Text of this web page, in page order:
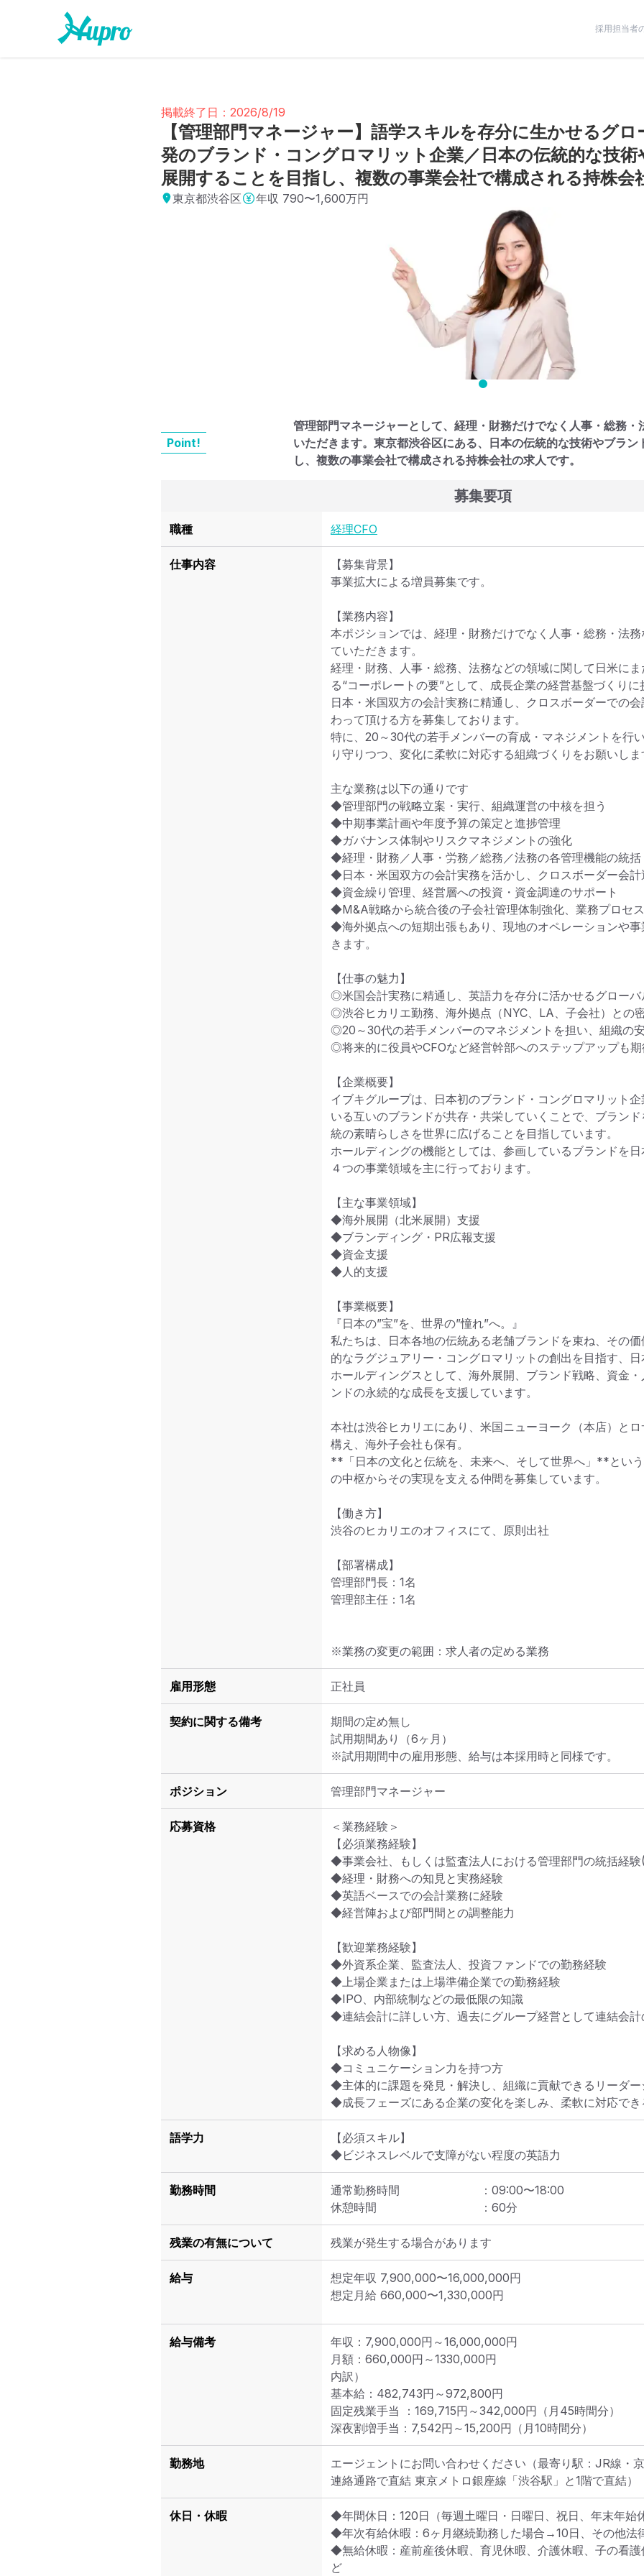
採用担当者
掲載終了日：2026/8/19
【管理部門マネージャー】語学スキルを存分に生かせるグ
発のブランド・コングロマリット企業／日本の伝統的な技
展開することを目指し、複数の事業会社で構成される持株会
東京都渋谷区 年収 790〜1,600万円
Point!
管理部門マネージャーとして、経理・財務だけでなく人事・総務
いただきます。東京都渋谷区にある、日本の伝統的な技術やブラ
し、複数の事業会社で構成される持株会社の求人です。
募集要項
職種 経理CFO
仕事内容
【募集背景】
事業拡大による増員募集です。
【業務内容】
本ポジションでは、経理・財務だけでなく人事・総務・法
ていただきます。
経理・財務、人事・総務、法務などの領域に関して日米に
る“コーポレートの要”として、成長企業の経営基盤づくりに
日本・米国双方の会計実務に精通し、クロスボーダーでの
わって頂ける方を募集しております。
特に、20～30代の若手メンバーの育成・マネジメントを行
り守りつつ、変化に柔軟に対応する組織づくりをお願いしま
主な業務は以下の通りです
◆管理部門の戦略立案・実行、組織運営の中核を担う
◆中期事業計画や年度予算の策定と進捗管理
◆ガバナンス体制やリスクマネジメントの強化
◆経理・財務／人事・労務／総務／法務の各管理機能の統括
◆日本・米国双方の会計実務を活かし、クロスボーダー会計
◆資金繰り管理、経営層への投資・資金調達のサポート
◆M&A戦略から統合後の子会社管理体制強化、業務プロセ
◆海外拠点への短期出張もあり、現地のオペレーションや
きます。
【仕事の魅力】
◎米国会計実務に精通し、英語力を存分に活かせるグローバ
◎渋谷ヒカリエ勤務、海外拠点（NYC、LA、子会社）との
◎20～30代の若手メンバーのマネジメントを担い、組織の
◎将来的に役員やCFOなど経営幹部へのステップアップも期
【企業概要】
イブキグループは、日本初のブランド・コングロマリット
いる互いのブランドが共存・共栄していくことで、ブラン
統の素晴らしさを世界に広げることを目指しています。
ホールディングの機能としては、参画しているブランドを
４つの事業領域を主に行っております。
【主な事業領域】
◆海外展開（北米展開）支援
◆ブランディング・PR広報支援
◆資金支援
◆人的支援
【事業概要】
『日本の”宝”を、世界の”憧れ”へ。』
私たちは、日本各地の伝統ある老舗ブランドを束ね、その
的なラグジュアリー・コングロマリットの創出を目指す、日
ホールディングスとして、海外展開、ブランド戦略、資金
ンドの永続的な成長を支援しています。
本社は渋谷ヒカリエにあり、米国ニューヨーク（本店）と
構え、海外子会社も保有。
**「日本の文化と伝統を、未来へ、そして世界へ」**とい
の中枢からその実現を支える仲間を募集しています。
【働き方】
渋谷のヒカリエのオフィスにて、原則出社
【部署構成】
管理部門長：1名
※業務の変更の範囲：求人者の定める業務
雇用形態 正社員
契約に関する備考
期間の定め無し
試用期間あり（6ヶ月）
※試用期間中の雇用形態、給与は本採用時と同様です。
ポジション 管理部門マネージャー
応募資格
＜業務経験＞
【必須業務経験】
◆事業会社、もしくは監査法人における管理部門の統括経験
◆経理・財務への知見と実務経験
◆英語ベースでの会計業務に経験
◆経営陣および部門間との調整能力
【歓迎業務経験】
◆外資系企業、監査法人、投資ファンドでの勤務経験
◆上場企業または上場準備企業での勤務経験
◆IPO、内部統制などの最低限の知識
◆連結会計に詳しい方、過去にグループ経営として連結会
【求める人物像】
◆コミュニケーション力を持つ方
◆主体的に課題を発見・解決し、組織に貢献できるリーダ
◆成長フェーズにある企業の変化を楽しみ、柔軟に対応でき
語学力
【必須スキル】
◆ビジネスレベルで支障がない程度の英語力
勤務時間 通常勤務時間 ： 09:00〜18:00
休憩時間
： 60分
残業の有無について 残業が発生する場合があります
給与 想定年収 7,900,000〜16,000,000円
想定月給 660,000〜1,330,000円
給与備考
年収：7,900,000円～16,000,000円
月額：660,000円～1330,000円
内訳）
基本給：482,743円～972,800円
固定残業手当 ：169,715円～342,000円（月45時間分）
深夜割増手当：7,542円～15,200円（月10時間分）
勤務地 エージェントにお問い合わせください （最寄り駅：JR線・
連絡通路で直結 東京メトロ銀座線「渋谷駅」と1階で直結）
休日・休暇
◆年間休日：120日（毎週土曜日・日曜日、祝日、年末年始
◆年次有給休暇：6ヶ月継続勤務した場合→10日、その他法
◆無給休暇：産前産後休暇、育児休暇、介護休暇、子の看
ど